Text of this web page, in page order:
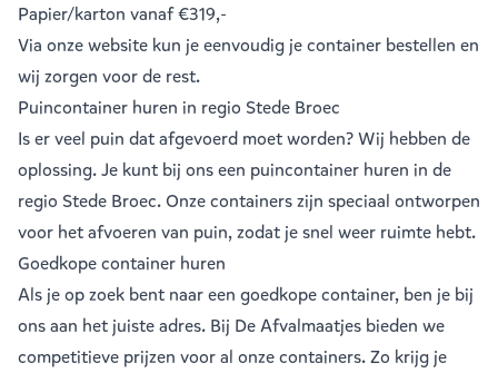
Papier/karton vanaf €319,-
Via onze website kun je eenvoudig jecontainer bestellen en
wij zorgen voor de rest.
Puincontainer huren in regio Stede Broec
Is er veel puin dat afgevoerd moet worden? Wij hebben de
oplossing. Je kunt bij ons een puincontainer huren in de
regio Stede Broec. Onze containers zijn speciaal ontworpen
voor het afvoeren van puin, zodat je snel weer ruimte hebt.
Goedkope container huren
Als je op zoek bent naar een goedkope container, ben je bij
ons aan het juiste adres. Bij De Afvalmaatjes bieden we
competitieve prijzen voor al onze containers. Zo krijg je